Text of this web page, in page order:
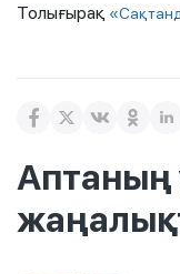
Толығырақ
Аптаның